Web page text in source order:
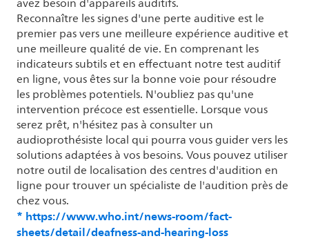
avez besoin d'appareils auditifs.
Reconnaître les signes d'une perte auditive est le
premier pas vers une meilleure expérience auditive et
une meilleure qualité de vie. En comprenant les
indicateurs subtils et en effectuant notre test auditif
en ligne, vous êtes sur la bonne voie pour résoudre
les problèmes potentiels. N'oubliez pas qu'une
intervention précoce est essentielle. Lorsque vous
serez prêt, n'hésitez pas à consulter un
audioprothésiste local qui pourra vous guider vers les
solutions adaptées à vos besoins. Vous pouvez utiliser
notre outil de localisation des centres d'audition en
ligne pour trouver un spécialiste de l'audition près de
chez vous.
* https://www.who.int/news-room/fact-
sheets/detail/deafness-and-hearing-loss